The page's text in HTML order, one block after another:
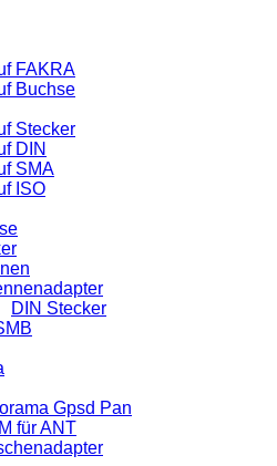
FAKRA
Buchse
Stecker
DIN
SMA
ISO
DIN Stecker
Gpsd Pan
für ANT